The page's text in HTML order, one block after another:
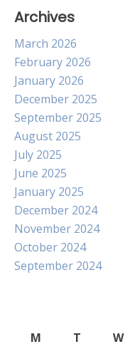
Archives
March 2026
February 2026
January 2026
December 2025
September 2025
August 2025
July 2025
June 2025
January 2025
December 2024
November 2024
October 2024
September 2024
M
T W